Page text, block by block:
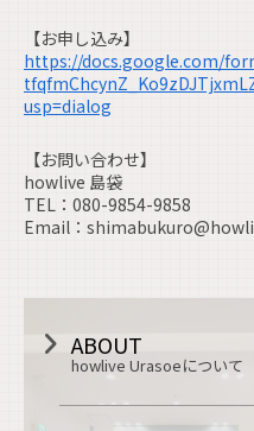
【お申し込み】
https://docs.google.com/
usp=dialog
【お問い合わせ】
howlive 島袋
TEL：080-9854-9858
Email：
ABOUT
howlive Urasoeについて